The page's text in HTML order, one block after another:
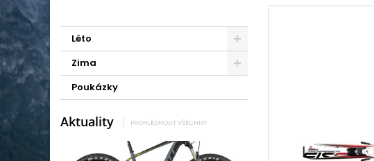
Léto
Zima
Poukázky
Aktuality PROHLÉDNOUT VŠECHNY